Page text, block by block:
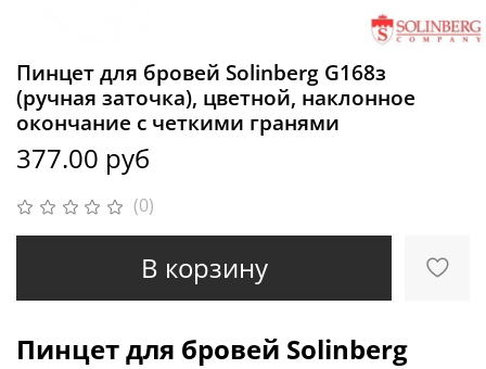
(0)
Пинцет для бровей Solinberg G168з
(ручная заточка), цветной, наклонное
окончание с четкими гранями
377.00 руб
В корзину
Пинцет для бровей Solinberg